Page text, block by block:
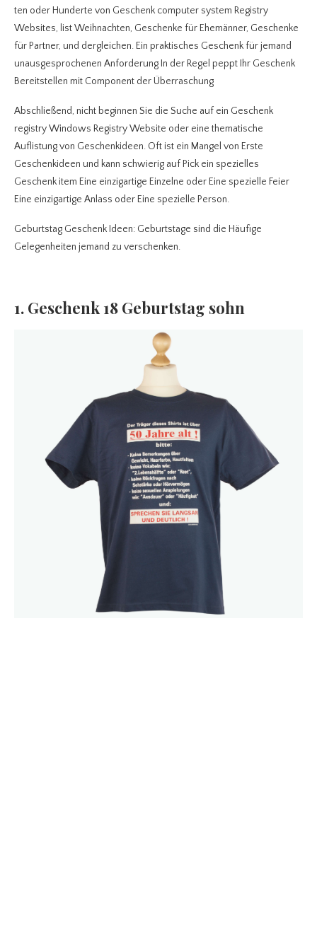
ten oder Hunderte von Geschenk computer system Registry
Websites, list Weihnachten, Geschenke für Ehemänner, Geschenke
für Partner, und dergleichen. Ein praktisches Geschenk für jemand
unausgesprochenen Anforderung In der Regel peppt Ihr Geschenk
Bereitstellen mit Component der Überraschung
Abschließend, nicht beginnen Sie die Suche auf ein Geschenk
registry Windows Registry Website oder eine thematische
Auflistung von Geschenkideen. Oft ist ein Mangel von Erste
Geschenkideen und kann schwierig auf Pick ein spezielles
Geschenk item Eine einzigartige Einzelne oder Eine spezielle Feier
Eine einzigartige Anlass oder Eine spezielle Person.
Geburtstag Geschenk Ideen: Geburtstage sind die Häufige
Gelegenheiten jemand zu verschenken.
1. Geschenk 18 Geburtstag sohn